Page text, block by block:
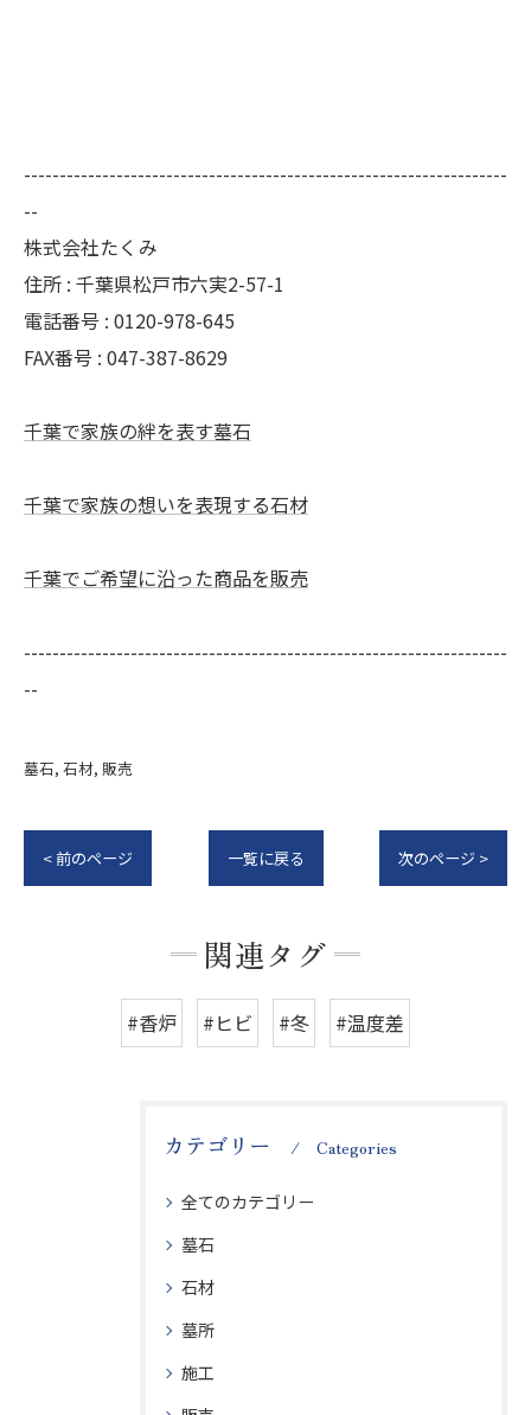
--------------------------------------------------------------------
--
株式会社たくみ
住所 : 千葉県松戸市六実2-57-1
電話番号 : 0120-978-645
FAX番号 : 047-387-8629
千葉で家族の絆を表す墓石
千葉で家族の想いを表現する石材
千葉でご希望に沿った商品を販売
--------------------------------------------------------------------
--
墓石 石材 販売
< 前のページ 一覧に戻る 次のページ >
関連タグ
#香炉 #ヒビ #冬 #温度差
カテゴリー Categories
全てのカテゴリー
墓石
石材
墓所
施工